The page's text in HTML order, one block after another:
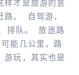
样才是旅游的意
路。 自驾游，
排队。 旅途路
能几公里，路
游玩，其实也是